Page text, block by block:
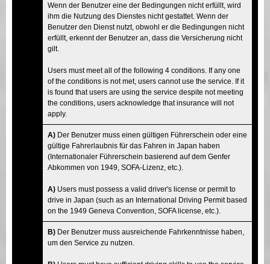
Wenn der Benutzer eine der Bedingungen nicht erfüllt, wird
ihm die Nutzung des Dienstes nicht gestattet. Wenn der
Benutzer den Dienst nutzt, obwohl er die Bedingungen nicht
erfüllt, erkennt der Benutzer an, dass die Versicherung nicht
gilt.
Users must meet all of the following 4 conditions. If any one
of the conditions is not met, users cannot use the service. If it
is found that users are using the service despite not meeting
the conditions, users acknowledge that insurance will not
apply.
A) Der Benutzer muss einen gültigen Führerschein oder eine
gültige Fahrerlaubnis für das Fahren in Japan haben
(Internationaler Führerschein basierend auf dem Genfer
Abkommen von 1949, SOFA-Lizenz, etc.).
A) Users must possess a valid driver's license or permit to
drive in Japan (such as an International Driving Permit based
on the 1949 Geneva Convention, SOFA license, etc.).
B) Der Benutzer muss ausreichende Fahrkenntnisse haben,
um den Service zu nutzen.